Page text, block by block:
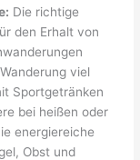
Die richtige
den Erhalt von
viel
Sportgetränken
bei heißen oder
energiereiche
Obst und